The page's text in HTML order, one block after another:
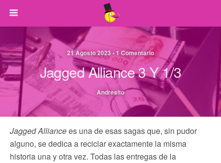
21 Agosto 2023 • 1 Comentario
Jagged Alliance 3 Y 1/3
Andresito
Jagged Alliancees una de esas sagas que, sin pudor
alguno, se dedica a reciclar exactamente la misma
historia una y otra vez. Todas las entregas de la